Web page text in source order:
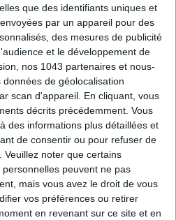
que des identifiants uniques et
par un appareil pour des
des mesures de publicité
et le développement de
nos 1043 partenaires et nous-
de géolocalisation
scan d'appareil. En cliquant, vous
décrits précédemment. Vous
des informations plus détaillées et
de consentir ou pour refuser de
Veuillez noter que certains
peuvent ne pas
mais vous avez le droit de vous
vos préférences ou retirer
en revenant sur ce site et en
PARFUMERIE MADE IN FRANCE À PETIT PRIX